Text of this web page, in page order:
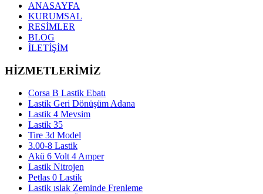
ANASAYFA
KURUMSAL
RESİMLER
BLOG
İLETİŞİM
HİZMETLERİMİZ
Corsa B Lastik Ebatı
Lastik Geri Dönüşüm Adana
Lastik 4 Mevsim
Lastik 35
Tire 3d Model
3.00-8 Lastik
Akü 6 Volt 4 Amper
Lastik Nitrojen
Petlas 0 Lastik
Lastik ıslak Zeminde Frenleme